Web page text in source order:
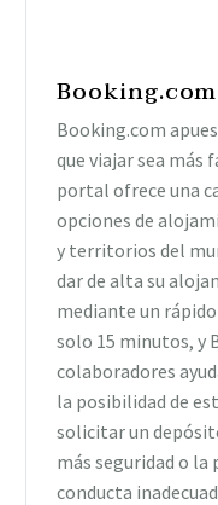
Booking.com
Booking.com
que viajar sea más
portal ofrece una
opciones de
y territorios del
dar de alta su
mediante un
solo 15 minutos, y
colaboradores
la posibilidad de
solicitar un
más seguridad o
conducta